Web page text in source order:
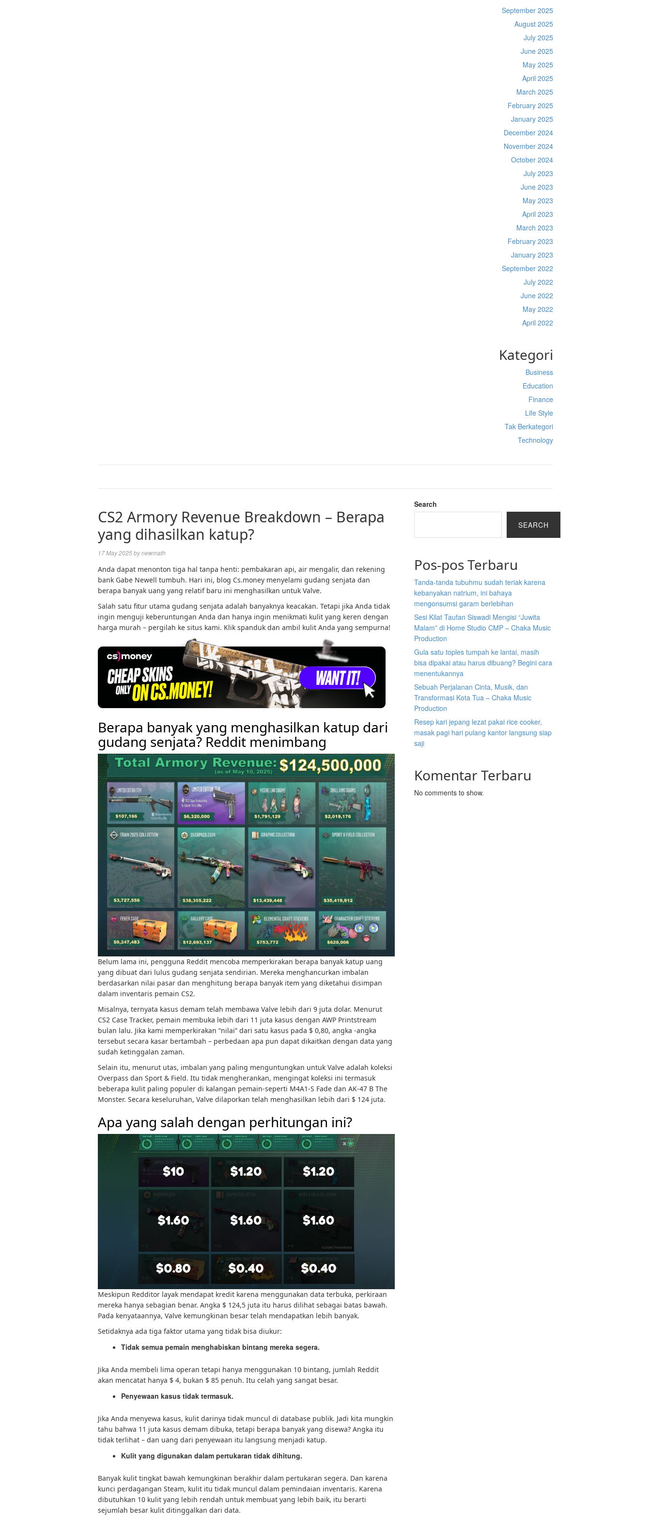
September 2025
August 2025
July 2025
June 2025
May 2025
April 2025
March 2025
February 2025
January 2025
December 2024
November 2024
October 2024
July 2023
June 2023
May 2023
April 2023
March 2023
February 2023
January 2023
September 2022
July 2022
June 2022
May 2022
April 2022
Kategori
Business
Education
Finance
Life Style
Tak Berkategori
Technology
CS2 Armory Revenue Breakdown – Berapa
yang dihasilkan katup?
17 May 2025bynewmath
Anda dapat menonton tiga hal tanpa henti: pembakaran api, air mengalir, dan rekening
bank Gabe Newell tumbuh. Hari ini, blog Cs.money menyelami gudang senjata dan
berapa banyak uang yang relatif baru ini menghasilkan untuk Valve.
Salah satu fitur utama gudang senjata adalah banyaknya keacakan. Tetapi jika Anda tidak
ingin menguji keberuntungan Anda dan hanya ingin menikmati kulit yang keren dengan
harga murah – pergilah ke situs kami. Klik spanduk dan ambil kulit Anda yang sempurna!
Berapa banyak yang menghasilkan katup dari
gudang senjata? Reddit menimbang
Belum lama ini, pengguna Reddit mencoba memperkirakan berapa banyak katup uang
yang dibuat dari lulus gudang senjata sendirian. Mereka menghancurkan imbalan
berdasarkan nilai pasar dan menghitung berapa banyak item yang diketahui disimpan
dalam inventaris pemain CS2.
Misalnya, ternyata kasus demam telah membawa Valve lebih dari 9 juta dolar. Menurut
CS2 Case Tracker, pemain membuka lebih dari 11 juta kasus dengan AWP Printstream
bulan lalu. Jika kami memperkirakan “nilai” dari satu kasus pada $ 0,80, angka -angka
tersebut secara kasar bertambah – perbedaan apa pun dapat dikaitkan dengan data yang
sudah ketinggalan zaman.
Selain itu, menurut utas, imbalan yang paling menguntungkan untuk Valve adalah koleksi
Overpass dan Sport & Field. Itu tidak mengherankan, mengingat koleksi ini termasuk
beberapa kulit paling populer di kalangan pemain-seperti M4A1-S Fade dan AK-47 B The
Monster. Secara keseluruhan, Valve dilaporkan telah menghasilkan lebih dari $ 124 juta.
Apa yang salah dengan perhitungan ini?
Meskipun Redditor layak mendapat kredit karena menggunakan data terbuka, perkiraan
mereka hanya sebagian benar. Angka $ 124,5 juta itu harus dilihat sebagai batas bawah.
Pada kenyataannya, Valve kemungkinan besar telah mendapatkan lebih banyak.
Setidaknya ada tiga faktor utama yang tidak bisa diukur:
Tidak semua pemain menghabiskan bintang mereka segera.
Jika Anda membeli lima operan tetapi hanya menggunakan 10 bintang, jumlah Reddit
akan mencatat hanya $ 4, bukan $ 85 penuh. Itu celah yang sangat besar.
Penyewaan kasus tidak termasuk.
Jika Anda menyewa kasus, kulit darinya tidak muncul di database publik. Jadi kita mungkin
tahu bahwa 11 juta kasus demam dibuka, tetapi berapa banyak yang disewa? Angka itu
tidak terlihat – dan uang dari penyewaan itu langsung menjadi katup.
Kulit yang digunakan dalam pertukaran tidak dihitung.
Banyak kulit tingkat bawah kemungkinan berakhir dalam pertukaran segera. Dan karena
kunci perdagangan Steam, kulit itu tidak muncul dalam pemindaian inventaris. Karena
dibutuhkan 10 kulit yang lebih rendah untuk membuat yang lebih baik, itu berarti
sejumlah besar kulit ditinggalkan dari data.
Search
SEARCH
Pos-pos Terbaru
Tanda-tanda tubuhmu sudah teriak karena
kebanyakan natrium, ini bahaya
mengonsumsi garam berlebihan
Sesi Kilat Taufan Siswadi Mengisi “Juwita
Malam” di Home Studio CMP – Chaka Music
Production
Gula satu toples tumpah ke lantai, masih
bisa dipakai atau harus dibuang? Begini cara
menentukannya
Sebuah Perjalanan Cinta, Musik, dan
Transformasi Kota Tua – Chaka Music
Production
Resep kari jepang lezat pakai rice cooker,
masak pagi hari pulang kantor langsung siap
saji
Komentar Terbaru
No comments to show.